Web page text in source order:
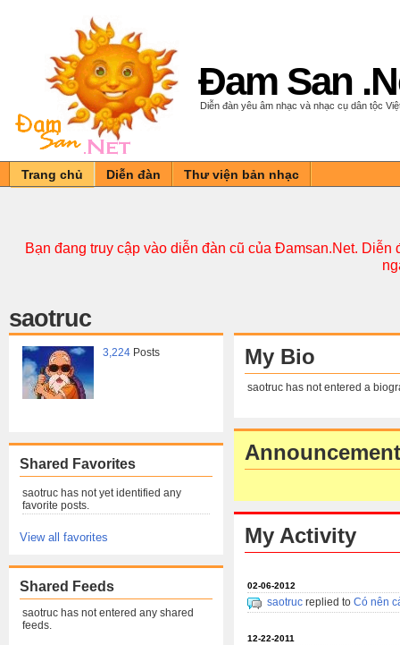
Đam San
Diễn đàn yêu âm nhạc và nhạc cụ dân tộc
Trang chủ Diễn đàn Thư viện bản nhạc
Bạn đang truy cập vào diễn đàn cũ của Đamsan.Net.
saotruc
3,224 Posts
Shared Favorites
saotruc has not yet identified any
favorite posts.
View all favorites
Shared Feeds
saotruc has not entered any shared
feeds.
My Bio
saotruc has not entered a
My Activity
02-06-2012
saotruc replied to Có nên
12-22-2011